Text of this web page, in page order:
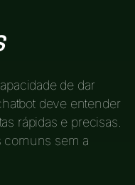
de dar
deve entender
rápidas e precisas.
comuns sem a